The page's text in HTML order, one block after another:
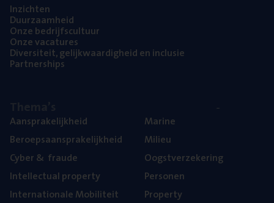
Inzich­ten
Duur­zaam­heid
Onze bedrijfs­cul­tuur
Onze vaca­tu­res
Diver­si­teit, gelijk­waar­dig­heid en inclusie
Part­ner­ships
Aan­spra­ke­lijk­heid
Beroeps­aan­spra­ke­lijk­heid
Cyber& fraude
Intel­lec­tu­al property
Inter­na­ti­o­na­le Mobiliteit
Mari­ne
Mili­eu
Oogst­ver­ze­ke­ring
Per­so­nen
Pro­per­ty